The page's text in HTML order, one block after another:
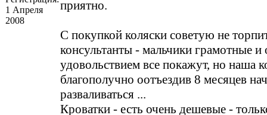
1 Апреля
2008
приятно.
С покупкой коляски советую не
консультанты - мальчики грамотные
удовольствием все покажут, но наша
благополучно оотъездив 8 месяцев
разваливаться ...
Кроватки - есть очень дешевые -